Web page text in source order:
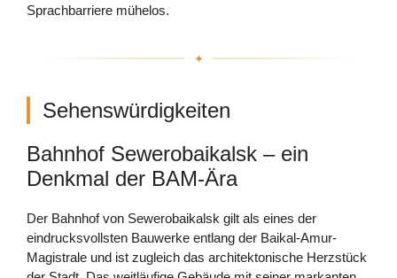
Sprachbarriere mühelos.
Sehenswürdigkeiten
Bahnhof Sewerobaikalsk – ein
Denkmal der BAM-Ära
Der Bahnhof von Sewerobaikalsk gilt als eines der
eindrucksvollsten Bauwerke entlang der Baikal-Amur-
Magistrale und ist zugleich das architektonische Herzstück